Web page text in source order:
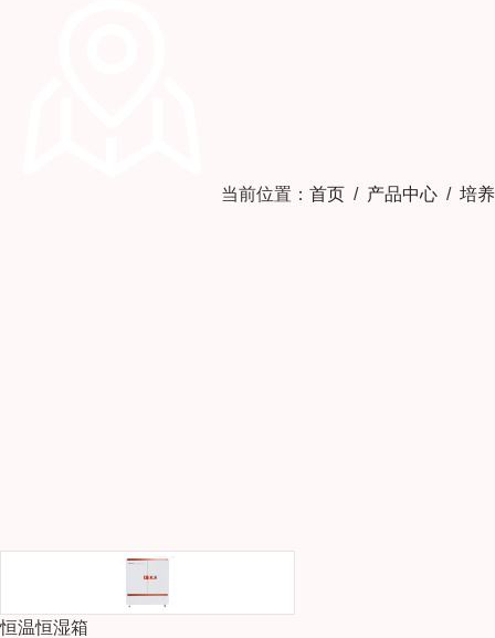
当前位置： 首页 / 产品中心 / 培
恒温恒湿箱